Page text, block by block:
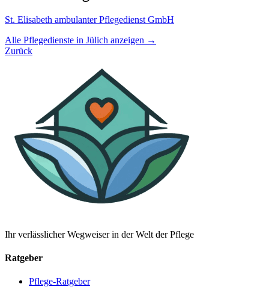
St. Elisabeth ambulanter Pflegedienst GmbH
Alle Pflegedienste in Jülich anzeigen →
Zurück
Ihr verlässlicher Wegweiser in der Welt der Pflege
Ratgeber
Pflege-Ratgeber